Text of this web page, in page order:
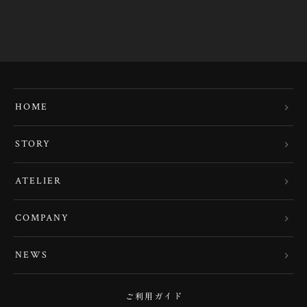
HOME
STORY
ATELIER
COMPANY
NEWS
ご利用ガイド